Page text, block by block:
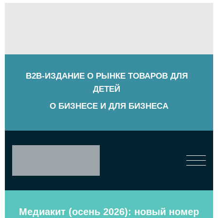
B2B-ИЗДАНИЕ О РЫНКЕ ТОВАРОВ ДЛЯ
ДЕТЕЙ
О БИЗНЕСЕ И ДЛЯ БИЗНЕСА
Медиакит (осень 2026): новый номер